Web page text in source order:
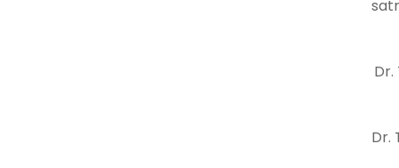
Dr.